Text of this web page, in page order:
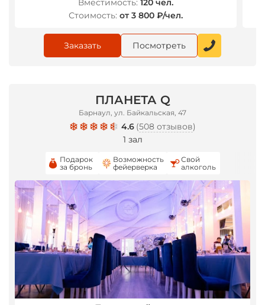
Вместимость: 120 чел.
Стоимость: от 3 800 ₽/чел.
Заказать Посмотреть
ПЛАНЕТА Q
Барнаул, ул. Байкальская, 47
4.6 (508 отзывов)
1 зал
Подарок
за бронь
Возможность
фейерверка
Свой
алкоголь